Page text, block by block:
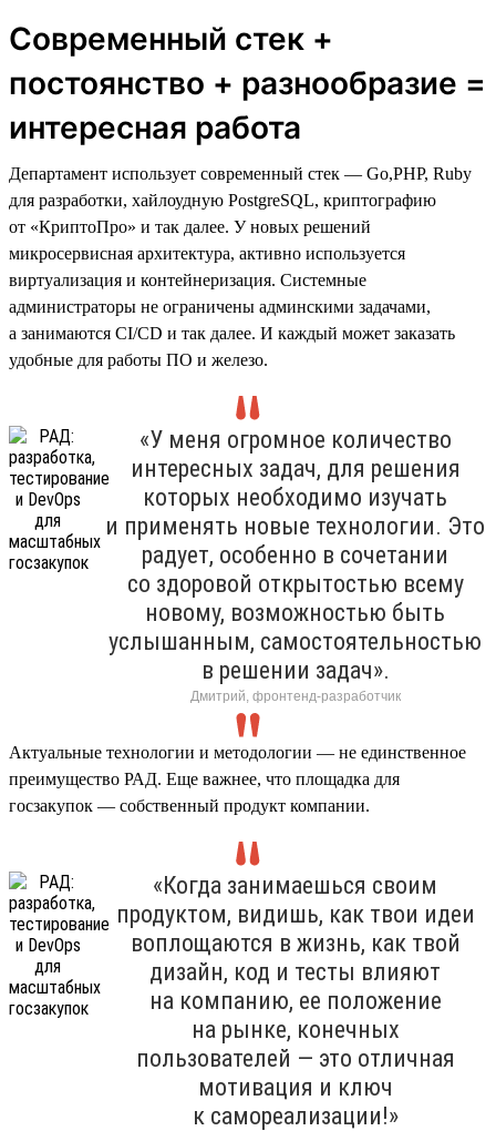
Современный стек +
постоянство + разнообразие =
интересная работа
Департамент использует современный стек — Go,PHP, Ruby
для разработки, хайлоудную PostgreSQL, криптографию
от «КриптоПро» и так далее. У новых решений
микросервисная архитектура, активно используется
виртуализация и контейнеризация. Системные
администраторы не ограничены админскими задачами,
а занимаются CI/CD и так далее. И каждый может заказать
удобные для работы ПО и железо.
«У меня огромное количество
интересных задач, для решения
которых необходимо изучать
и применять новые технологии. Это
радует, особенно в сочетании
со здоровой открытостью всему
новому, возможностью быть
услышанным, самостоятельностью
в решении задач».
Дмитрий, фронтенд-разработчик
Актуальные технологии и методологии — не единственное
преимущество РАД. Еще важнее, что площадка для
госзакупок — собственный продукт компании.
«Когда занимаешься своим
продуктом, видишь, как твои идеи
воплощаются в жизнь, как твой
дизайн, код и тесты влияют
на компанию, ее положение
на рынке, конечных
пользователей — это отличная
мотивация и ключ
к самореализации!»